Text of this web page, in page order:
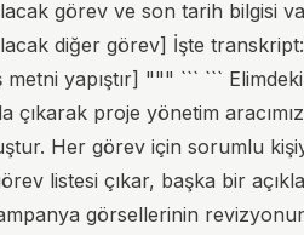
görev ve son tarih bilgisi
diğer görev] İşte
yapıştır] """ ``` ```
çıkarak proje yönetim
Her görev için sorumlu
listesi çıkar, başka bir
görsellerinin